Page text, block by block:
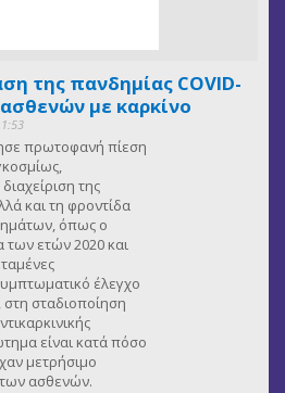
της πανδημίας COVID-
με καρκίνο
πρωτοφανή πίεση
της
και τη φροντίδα
όπως ο
των ετών 2020 και
έλεγχο
σταδιοποίηση
είναι κατά πόσο
μετρήσιμο
ασθενών.